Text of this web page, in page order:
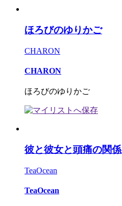
ほろびのゆりかご
CHARON
CHARON
ほろびのゆりかご
彼と彼女と頭痛の関係
TeaOcean
TeaOcean